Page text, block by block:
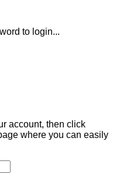
to login...
account, then click
where you can easily